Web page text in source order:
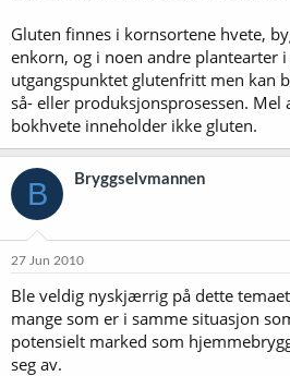
Gluten finnes i kornsortene hvete,
enkorn, og i noen andre plantearter
utgangspunktet glutenfritt men kan
så- eller produksjonsprosessen. Mel
bokhvete inneholder ikke gluten.
B Bryggselvmannen
27 Jun 2010
Ble veldig nyskjærrig på dette
mange som er i samme situasjon
potensielt marked som
seg av.